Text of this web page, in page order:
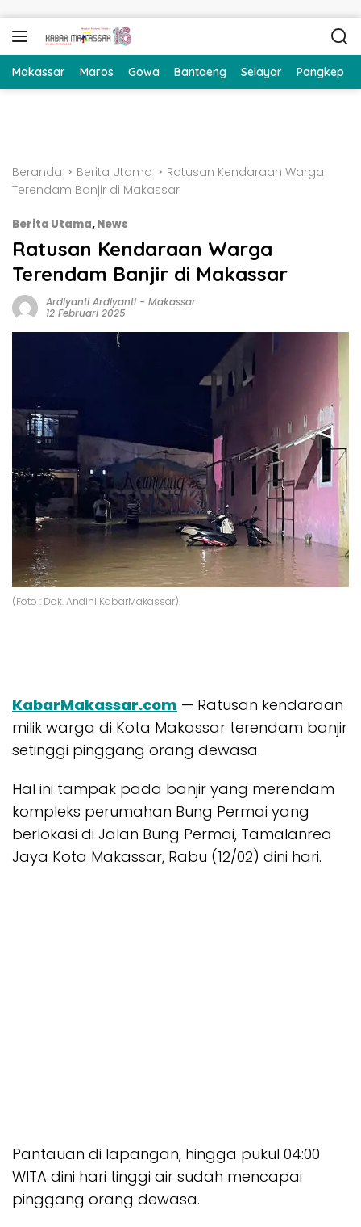
Makassar Maros Gowa Bantaeng Selayar Pangkep
Beranda Berita Utama
Ratusan Kendaraan Warga
Terendam Banjir di Makassar
Berita Utama,News
Ratusan Kendaraan Warga
Terendam Banjir di Makassar
Ardiyanti Ardiyanti- Makassar
12 Februari 2025
(Foto : Dok. Andini KabarMakassar).
KabarMakassar.com — Ratusan kendaraan
milik warga di Kota Makassar terendam banjir
setinggi pinggang orang dewasa.
Hal ini tampak pada banjir yang merendam
kompleks perumahan Bung Permai yang
berlokasi di Jalan Bung Permai, Tamalanrea
Jaya Kota Makassar, Rabu (12/02) dini hari.
Pantauan di lapangan, hingga pukul 04:00
WITA dini hari tinggi air sudah mencapai
pinggang orang dewasa.